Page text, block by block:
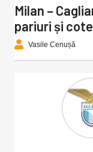
Milan –
pariuri și
Vasile Cenușă